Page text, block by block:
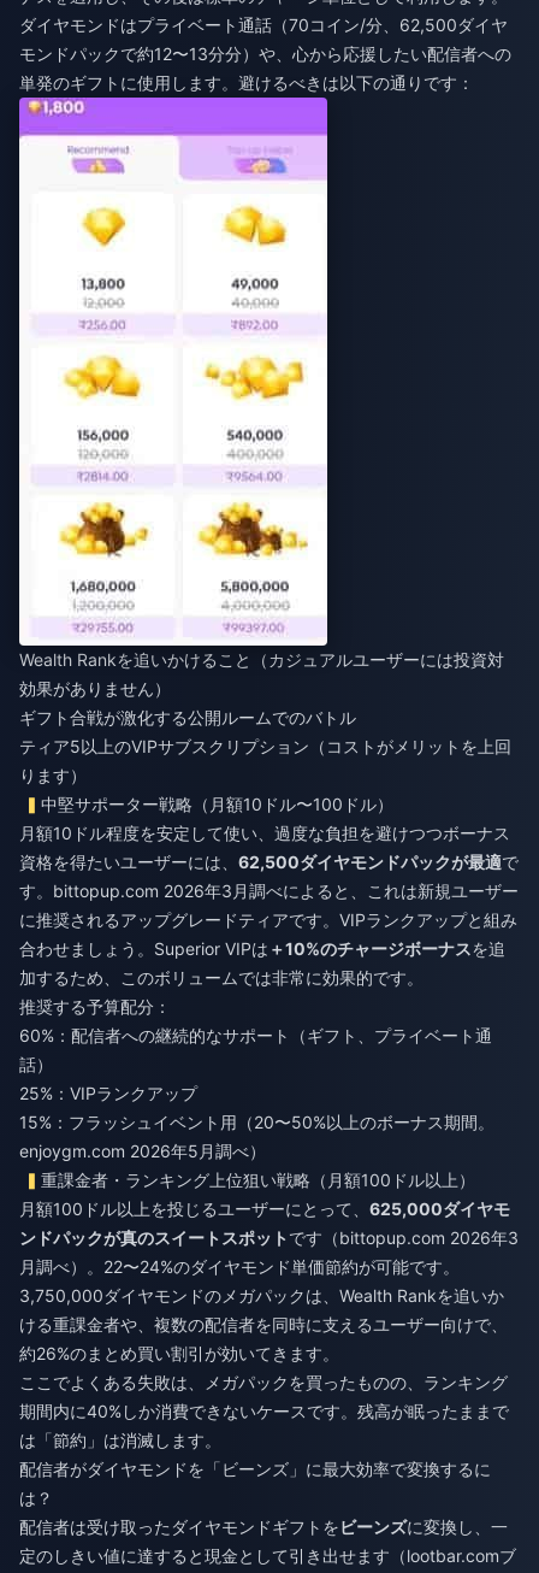
ダイヤモンドはプライベート通話（70コイン/分、62,500ダイヤ
モンドパックで約12〜13分分）や、心から応援したい配信者への
単発のギフトに使用します。避けるべきは以下の通りです：
Wealth Rankを追いかけること（カジュアルユーザーには投資対
効果がありません）
ギフト合戦が激化する公開ルームでのバトル
ティア5以上のVIPサブスクリプション（コストがメリットを上回
ります）
中堅サポーター戦略（月額10ドル〜100ドル）
月額10ドル程度を安定して使い、過度な負担を避けつつボーナス
資格を得たいユーザーには、 62,500ダイヤモンドパックが最適で
す。bittopup.com 2026年3月調べによると、これは新規ユーザー
に推奨されるアップグレードティアです。VIPランクアップと組み
合わせましょう。Superior VIPは ＋10%のチャージボーナスを追
加するため、このボリュームでは非常に効果的です。
推奨する予算配分：
60%：配信者への継続的なサポート（ギフト、プライベート通
話）
25%：VIPランクアップ
15%：フラッシュイベント用（20〜50%以上のボーナス期間。
enjoygm.com 2026年5月調べ）
重課金者・ランキング上位狙い戦略（月額100ドル以上）
月額100ドル以上を投じるユーザーにとって、 625,000ダイヤモ
ンドパックが真のスイートスポット です（bittopup.com 2026年3
月調べ）。22〜24%のダイヤモンド単価節約が可能です。
3,750,000ダイヤモンドのメガパックは、Wealth Rankを追いか
ける重課金者や、複数の配信者を同時に支えるユーザー向けで、
約26%のまとめ買い割引が効いてきます。
ここでよくある失敗は、メガパックを買ったものの、ランキング
期間内に40%しか消費できないケースです。残高が眠ったままで
は「節約」は消滅します。
配信者がダイヤモンドを「ビーンズ」に最大効率で変換するに
は？
配信者は受け取ったダイヤモンドギフトをビーンズに変換し、一
定のしきい値に達すると現金として引き出せます（lootbar.comブ